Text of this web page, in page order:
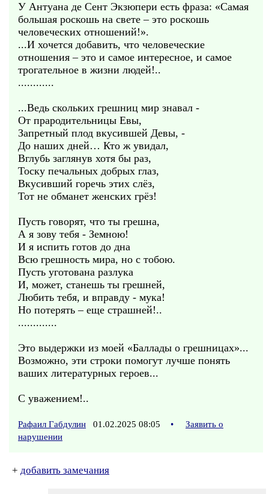
У Антуана де Сент Экзюпери есть фраза: «Самая
большая роскошь на свете – это роскошь
человеческих отношений!».
...И хочется добавить, что человеческие
отношения – это и самое интересное, и самое
трогательное в жизни людей!..
............
...Ведь скольких грешниц мир знавал -
От прародительницы Евы,
Запретный плод вкусившей Девы, -
До наших дней… Кто ж увидал,
Вглубь заглянув хотя бы раз,
Тоску печальных добрых глаз,
Вкусивший горечь этих слёз,
Тот не обманет женских грёз!
Пусть говорят, что ты грешна,
А я зову тебя - Земною!
И я испить готов до дна
Всю грешность мира, но с тобою.
Пусть уготована разлука
И, может, станешь ты грешней,
Любить тебя, и вправду - мука!
Но потерять – еще страшней!..
.............
Это выдержки из моей «Баллады о грешницах»...
Возможно, эти строки помогут лучше понять
ваших литературных героев...
С уважением!..
Рафаил Габдулин 01.02.2025 08:05 •
Заявить о
нарушении
+ добавить замечания